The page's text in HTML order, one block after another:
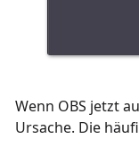
Wenn OBS jetzt
Ursache. Die